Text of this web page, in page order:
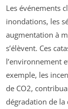
Les événements
inondations, les
augmentation à
s’élèvent. Ces
l’environnement
exemple, les
de CO2,
dégradation de la